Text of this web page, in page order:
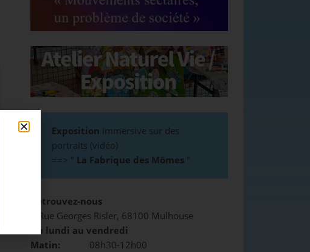
Exposition immersive sur des
portraits (vidéo)
==> " La Fabrique des Mômes "
Retrouvez-nous
3 Rue Georges Risler, 68100 Mulhouse
Du lundi au vendredi
Matin: 08h30-12h00